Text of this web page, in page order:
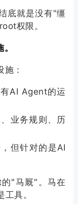
底就是没有"缰
权限。
：
AI Agent的运
业务规则、历
但针对的是AI
"马厩"。马在
具。